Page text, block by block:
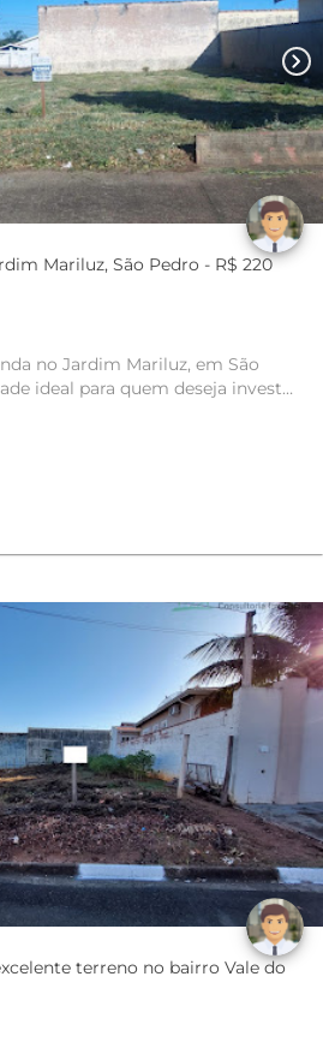
chevron_right
Mariluz, São Pedro - R$ 220
no Jardim Mariluz, em São
ideal para quem deseja investir
terreno no bairro Vale do